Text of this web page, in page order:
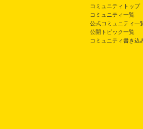
コミュニティトップ
コミュニティ一覧
公式コミュニティ一
公開トピック一覧
コミュニティ書き込